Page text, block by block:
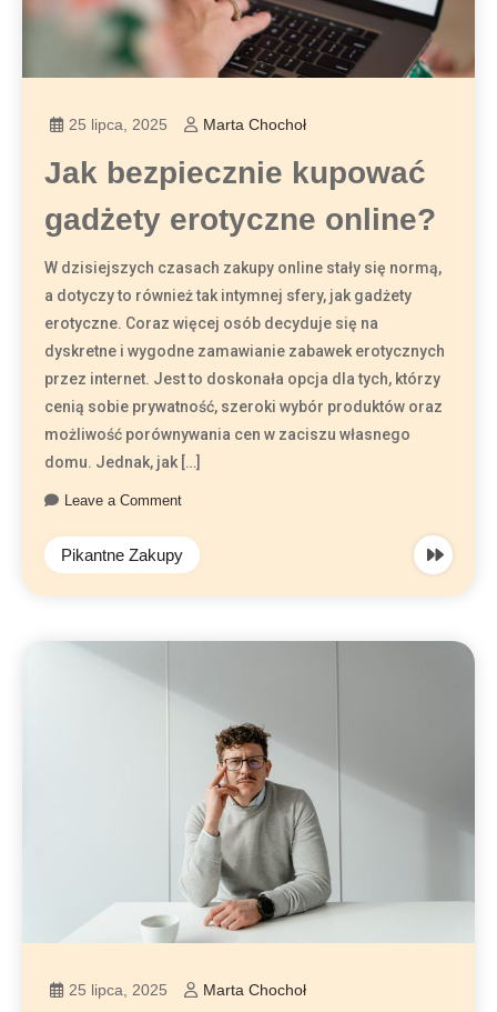
25 lipca, 2025 Marta Chochoł
Jak bezpiecznie kupować
gadżety erotyczne online?
W dzisiejszych czasach zakupy online stały się normą,
a dotyczy to również tak intymnej sfery, jak gadżety
erotyczne. Coraz więcej osób decyduje się na
dyskretne i wygodne zamawianie zabawek erotycznych
przez internet. Jest to doskonała opcja dla tych, którzy
cenią sobie prywatność, szeroki wybór produktów oraz
możliwość porównywania cen w zaciszu własnego
domu. Jednak, jak […]
Leave a Comment
Pikantne Zakupy
25 lipca, 2025 Marta Chochoł